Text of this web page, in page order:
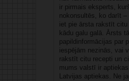
ir pirmais eksperts,
nokonsultēs, ko darīt
iet pie ārsta rakstīt citu
kādu galu galā. Ārsts
papildinformācijas par
iespējām nezinās, vai
rakstīt citu recepti un
mums valstī ir
Latvijas aptiekas. Ne